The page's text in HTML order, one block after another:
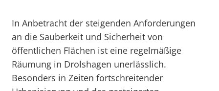
In Anbetracht der steigenden Anforderungen
an die Sauberkeit und Sicherheit von
öffentlichen Flächen ist eine regelmäßige
Räumung in Drolshagen unerlässlich.
Besonders in Zeiten fortschreitender